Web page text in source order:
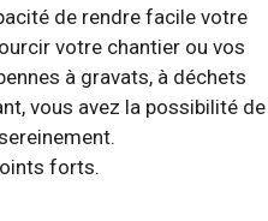
de rendre facile votre
votre chantier ou vos
à gravats, à déchets
vous avez la possibilité de
forts.